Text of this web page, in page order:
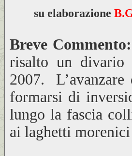
su elaborazione
Breve
risalto un divario
2007.
formarsi di
lungo la fascia
ai laghetti